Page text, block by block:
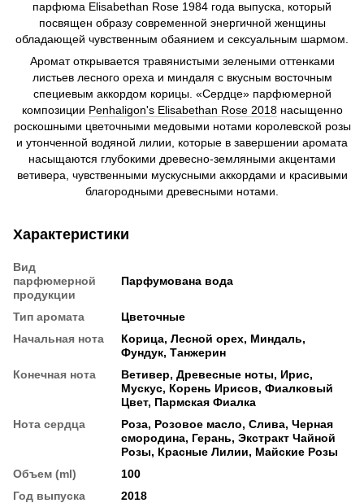
парфюма Elisabethan Rose 1984 года выпуска, который
посвящен образу современной энергичной женщины
обладающей чувственным обаянием и сексуальным шармом.
Аромат открывается травянистыми зелеными оттенками
листьев лесного ореха и миндаля с вкусным восточным
специевым аккордом корицы. «Сердце» парфюмерной
композиции Penhaligon's Elisabethan Rose 2018насыщенно
роскошными цветочными медовыми нотами королевской розы
и утонченной водяной лилии, которые в завершении аромата
насыщаются глубокими древесно-земляными акцентами
ветивера, чувственными мускусными аккордами и красивыми
благородными древесными нотами.
Характеристики
Вид
парфюмерной
продукции
Парфумована вода
Тип аромата
Цветочные
Начальная нота
Корица, Лесной орех, Миндаль,
Фундук, Танжерин
Конечная нота
Ветивер, Древесные ноты, Ирис,
Мускус, Корень Ирисов, Фиалковый
Цвет, Пармская Фиалка
Нота сердца
Роза, Розовое масло, Слива, Черная
смородина, Герань, Экстракт Чайной
Розы, Красные Лилии, Майские Розы
Объем (ml)
100
Год выпуска
2018